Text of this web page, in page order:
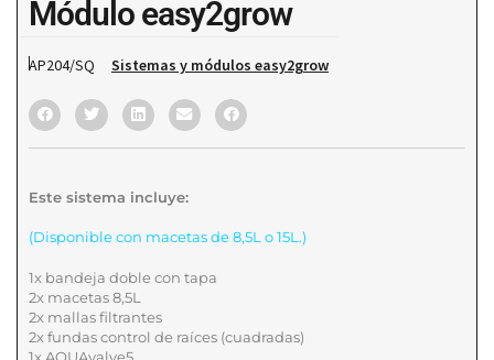
Módulo easy2grow
AP204/SQ Sistemas y módulos easy2grow
Este sistema incluye:
(Disponible con macetas de 8,5L o 15L.)
1x bandeja doble con tapa
2x macetas 8,5L
2x mallas filtrantes
2x fundas control de raíces (cuadradas)
1x AQUAvalve5